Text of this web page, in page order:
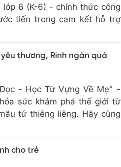
lớp 6 (K-6) - chính thức công
tiến trong cam kết hỗ trợ
thương, Rinh ngàn quà
- Học Từ Vựng Về Mẹ" -
sức khám phá thế giới từ
tử thiêng liêng. Hãy cùng
cho trẻ